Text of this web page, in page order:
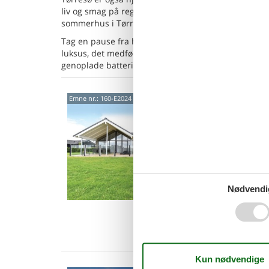
liv og smag på regionens specialiteter. Uanset om
sommerhus i Tørresø det perfekte udgangspunkt
Tag en pause fra hverdagen og book et ophold i
luksus, det medfører, og samtidig have nem
genoplade batterierne og skabe varige minder med
Emne nr.: 160-E2024
14
5